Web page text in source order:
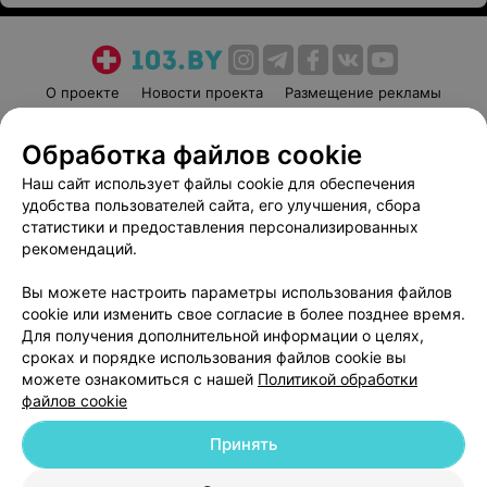
О проекте Новости проекта
Размещение рекламы
Пользовательское соглашение
Способы оплаты
Вакансии
Партнеры
Написать руководителю 103.by
Обработка персональных данных
© 2026 ООО «Артокс Лаб», УНП 191700409
| 220012, Республика Беларусь,
Обработка файлов cookie
Наш сайт использует файлы cookie для обеспечения
удобства пользователей сайта, его улучшения, сбора
статистики и предоставления персонализированных
рекомендаций.
Вы можете настроить параметры использования файлов
cookie или изменить свое согласие в более позднее время.
Для получения дополнительной информации о целях,
сроках и порядке использования файлов cookie вы
можете ознакомиться с нашей Политикой обработки
файлов cookie
Принять